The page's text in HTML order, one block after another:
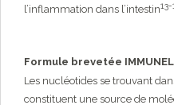
l’inflammation dans l’intestin13-
Formule brevetée IMMUNEL
Les nucléotides se trouvant
constituent une source de